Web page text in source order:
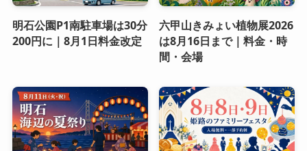
明石公園P1南駐車場は30分
200円に｜8月1日料金改定
六甲山きみょい植物展2026
は8月16日まで｜料金・時
間・会場